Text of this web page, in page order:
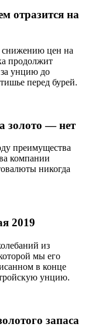
отразится на
снижению цен на
продолжит
за унцию до
перед бурей.
золото — нет
преимущества
компании
никогда
2019
из
мы его
в конце
тройскую унцию.
запаса